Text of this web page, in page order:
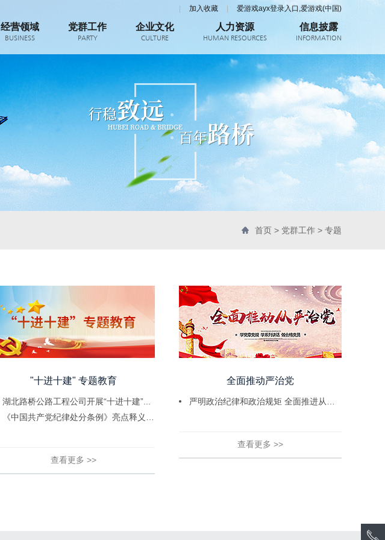
加入收藏 爱游戏ayx登录入口,爱游戏(中国)
经营领域
BUSINESS
党群工作
PARTY
企业文化
CULTURE
人力资源
HUMAN RESOURCES
信息披露
INFORMATION
首页 > 党群工作 > 专题
"十进十建" 专题教育
湖北路桥公路工程公司开展“十进十建”...
查看更多 >>
全面推动严治党
查看更多 >>